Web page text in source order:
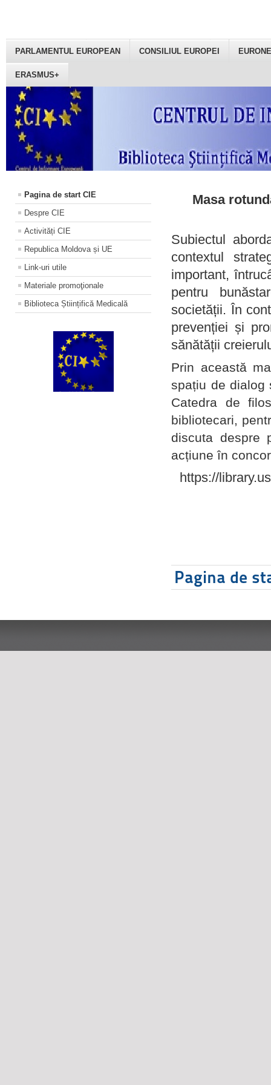
PARLAMENTUL EUROPEAN CONSILIUL EUROPEI
ERASMUS+
Pagina de start CIE
Despre CIE
Activități CIE
Republica Moldova și UE
Link-uri utile
Materiale promoţionale
Biblioteca Științifică Medicală
Masa
Subiectul
contextul
important,
pentru
societății. În
prevenției și
sănătății
Prin această
spațiu de dialog
Catedra de
bibliotecari,
discuta despre
acțiune în
https://
Pagina de